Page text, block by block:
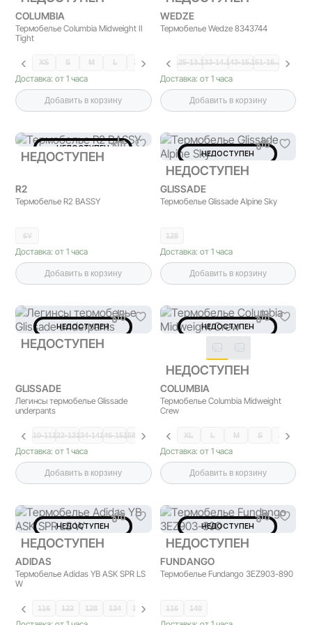
COLUMBIA
Термобелье Columbia Midweight II
Tight
XS S M L XL
Доставка: от 1 часа
Добавить в корзину
WEDZE
Термобелье Wedze 8343744
125-13…133-14…143-15…151-16…
Доставка: от 1 часа
Добавить в корзину
НЕДОСТУПЕН
НЕДОСТУПЕН
R2
Термобелье R2 BASSY
6Y
Доставка: от 1 часа
Добавить в корзину
НЕДОСТУПЕН
НЕДОСТУПЕН
GLISSADE
Термобелье Glissade Alpine Sky
128
Доставка: от 1 часа
Добавить в корзину
НЕДОСТУПЕН
НЕДОСТУПЕН
GLISSADE
Легинсы термобелье Glissade
underpants
110-11…122-12…134-14…146-15…158-16…170-17…
Доставка: от 1 часа
Добавить в корзину
НЕДОСТУПЕН
НЕДОСТУПЕН
COLUMBIA
Термобелье Columbia Midweight
Crew
XL L M S XS
Доставка: от 1 часа
Добавить в корзину
НЕДОСТУПЕН
НЕДОСТУПЕН
ADIDAS
Термобелье Adidas YB ASK SPR LS
W
116 122 128 134 140 146 158
НЕДОСТУПЕН
НЕДОСТУПЕН
FUNDANGO
Термобелье Fundango 3EZ903-890
116 140